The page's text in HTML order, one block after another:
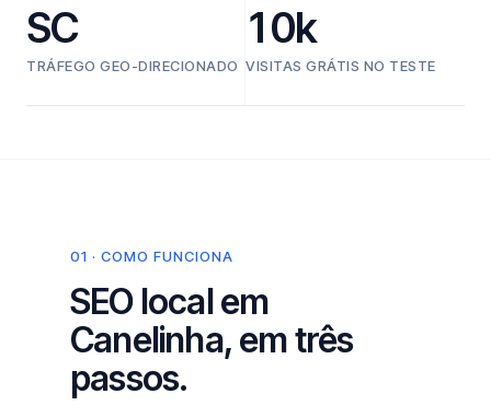
SC
TRÁFEGO GEO-DIRECIONADO
10k
VISITAS GRÁTIS NO TESTE
01 · COMO FUNCIONA
SEO local em
Canelinha, em três
passos.